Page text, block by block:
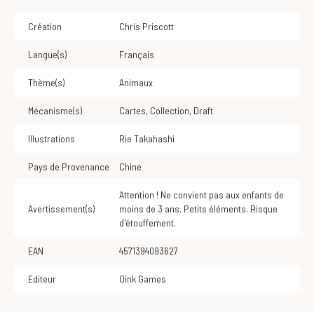
Création Chris Priscott
Langue(s) Français
Thème(s) Animaux
Mécanisme(s) Cartes, Collection, Draft
Illustrations Rie Takahashi
Pays de Provenance Chine
Avertissement(s)
Attention ! Ne convient pas aux enfants de
moins de 3 ans. Petits éléments. Risque
d'étouffement.
EAN 4571394093627
Editeur Oink Games